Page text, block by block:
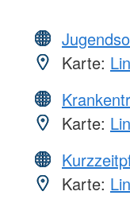
Karte:
Karte:
Karte: